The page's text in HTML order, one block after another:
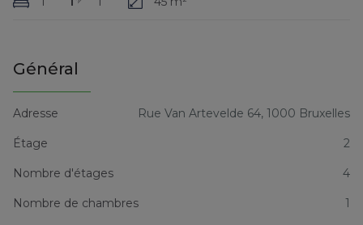
Général
Adresse Rue Van Artevelde 64, 1000 Bruxelles
Étage 2
Nombre d'étages 4
Nombre de chambres 1